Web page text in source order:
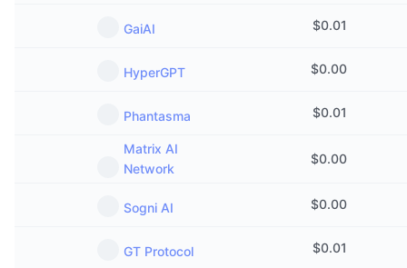
GaiAI $0.01
HyperGPT $0.00
Phantasma $0.01
Matrix AI
Network
$0.00
Sogni AI $0.00
GT Protocol $0.01